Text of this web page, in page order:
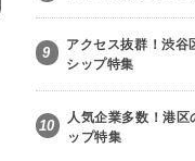
9
アクセス抜群！渋谷
シップ特集
10
人気企業多数！港
ップ特集